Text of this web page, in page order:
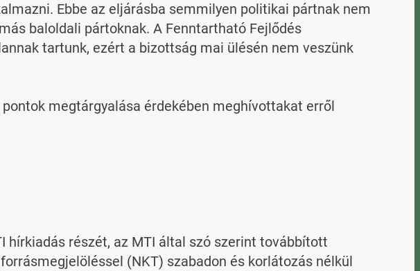
Ebbe az eljárásba semmilyen politikai pártnak nem
baloldali pártoknak. A Fenntartható Fejlődés
tartunk, ezért a bizottság mai ülésén nem veszünk
megtárgyalása érdekében meghívottakat erről
részét, az MTI által szó szerint továbbított
(NKT) szabadon és korlátozás nélkül